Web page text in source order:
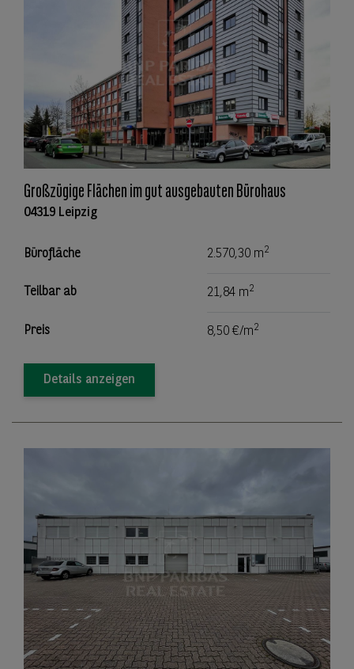
Großzügige Flächen im gut ausgebauten Bürohaus
04319 Leipzig
Bürofläche 2.570,30 m2
Teilbar ab 21,84 m2
Preis 8,50 €/m2
Details anzeigen